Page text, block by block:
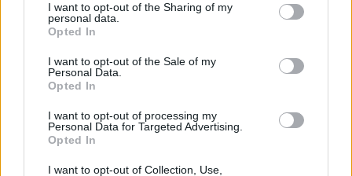
I want to opt-out of the Sharing of my
personal data.
Opted In
I want to opt-out of the Sale of my
Personal Data.
Opted In
I want to opt-out of processing my
Personal Data for Targeted Advertising.
Opted In
I want to opt-out of Collection, Use,
Les antioxydants jouent un rôle crucial dans le